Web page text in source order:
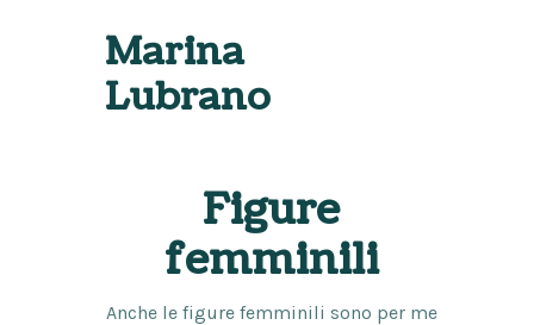
Marina
Lubrano
Figure
femminili
Anche le figure femminili sono per me